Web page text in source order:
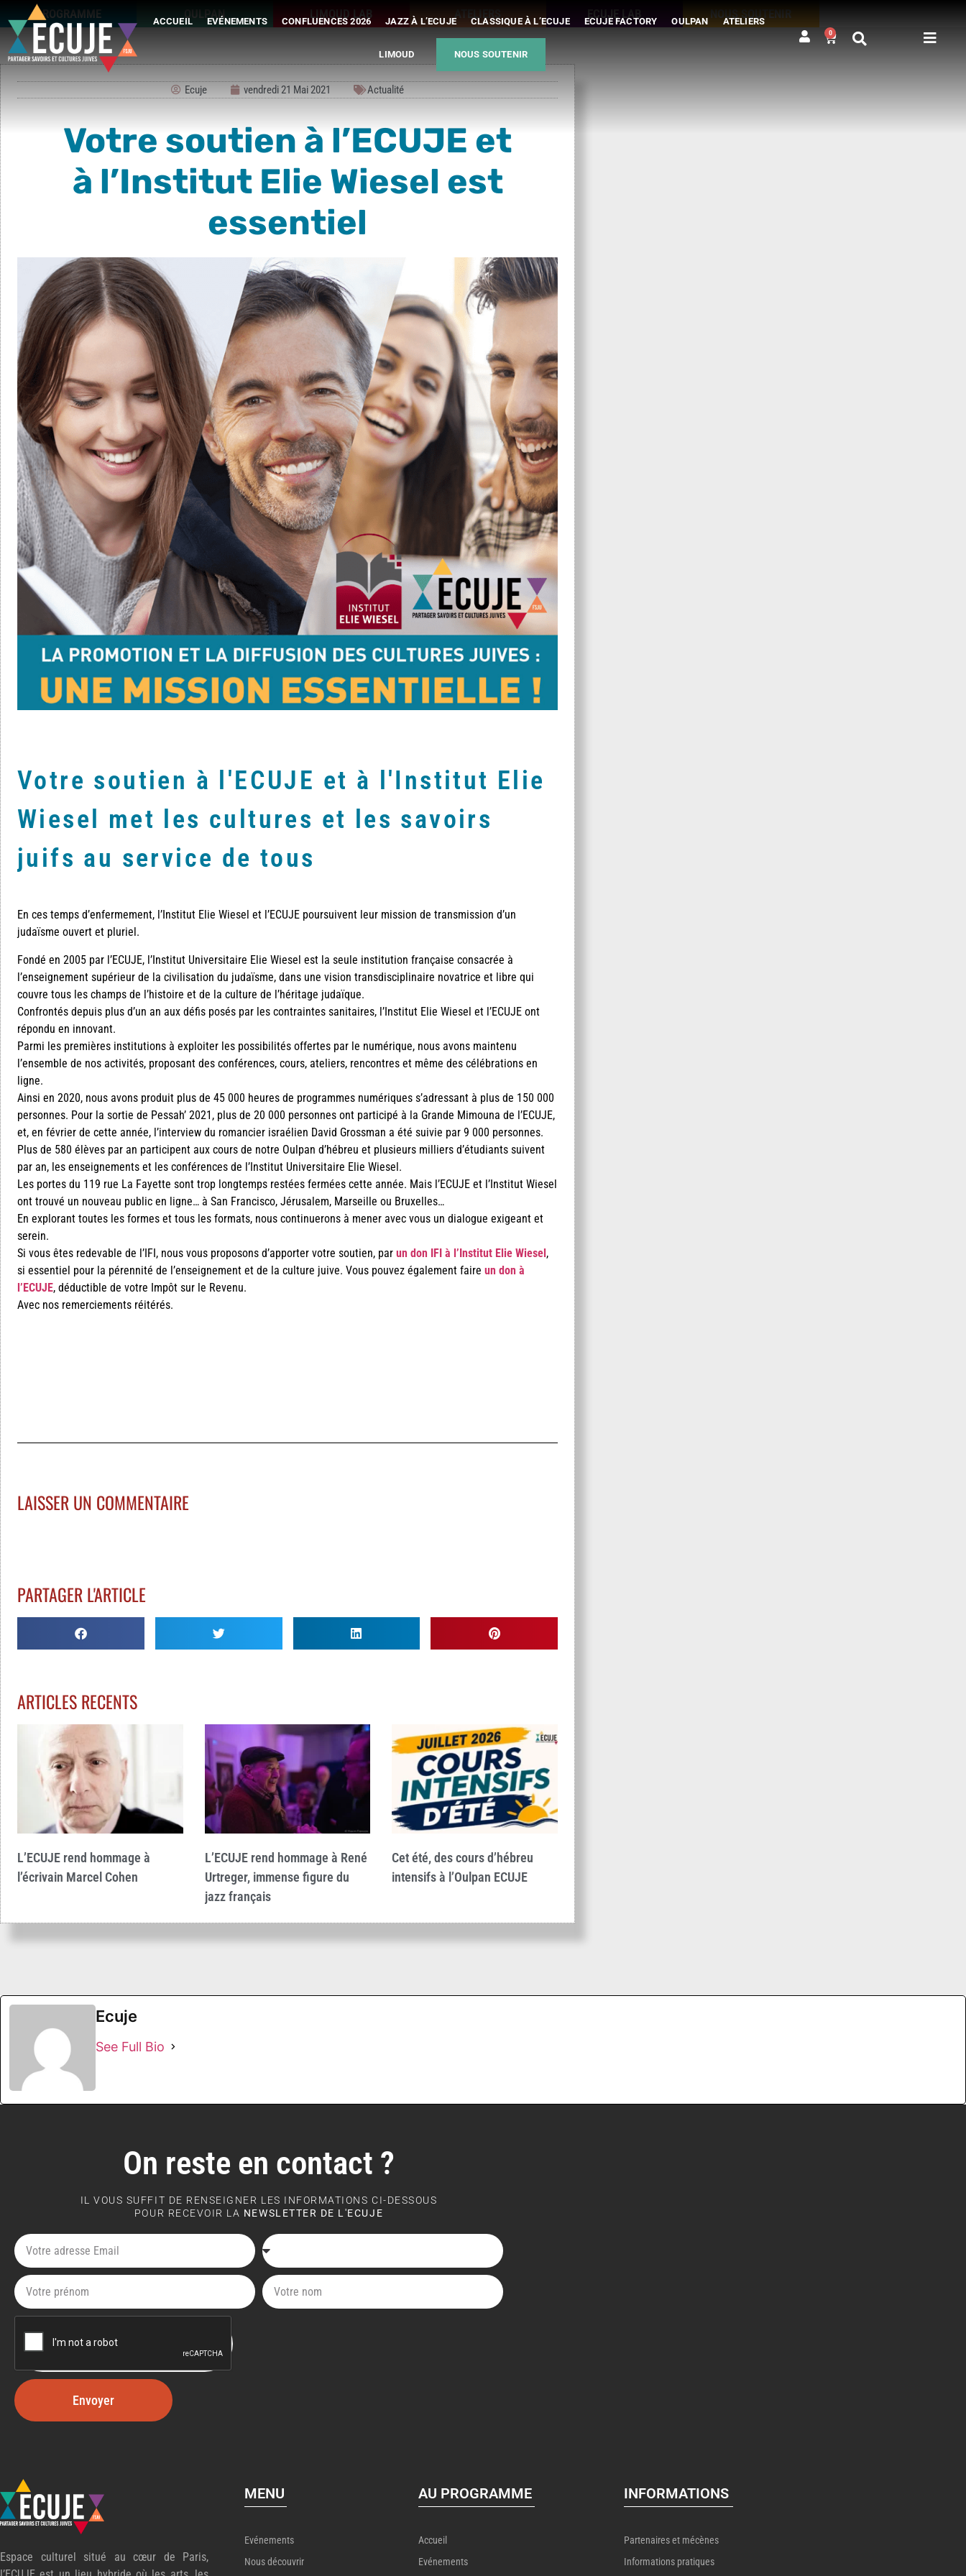
ACCUEIL EVÉNEMENTS CONFLUENCES 2026 JAZZ À L’ECUJE CLASSIQUE À L’ECUJE ECUJE FACTORY OULPAN ATELIERS
LIMOUD NOUS SOUTENIR
0
PROGRAMME OULPAN LIMOUD LAB ATELIERS ECUJE LAB NOUS SOUTENIR
Ecuje vendredi 21 Mai 2021 Actualité
Votre soutien à l’ECUJE et
à l’Institut Elie Wiesel est
essentiel
Votre soutien à l'ECUJE et à l'Institut Elie
Wiesel met les cultures et les savoirs
juifs au service de tous
En ces temps d’enfermement, l’Institut Elie Wiesel et l’ECUJE poursuivent leur mission de transmission d’un
judaïsme ouvert et pluriel.
Fondé en 2005 par l’ECUJE, l’Institut Universitaire Elie Wiesel est la seule institution française consacrée à
l’enseignement supérieur de la civilisation du judaïsme, dans une vision transdisciplinaire novatrice et libre qui
couvre tous les champs de l’histoire et de la culture de l’héritage judaïque.
Confrontés depuis plus d’un an aux défis posés par les contraintes sanitaires, l’Institut Elie Wiesel et l’ECUJE ont
répondu en innovant.
Parmi les premières institutions à exploiter les possibilités offertes par le numérique, nous avons maintenu
l’ensemble de nos activités, proposant des conférences, cours, ateliers, rencontres et même des célébrations en
ligne.
Ainsi en 2020, nous avons produit plus de 45 000 heures de programmes numériques s’adressant à plus de 150 000
personnes. Pour la sortie de Pessah’ 2021, plus de 20 000 personnes ont participé à la Grande Mimouna de l’ECUJE,
et, en février de cette année, l’interview du romancier israélien David Grossman a été suivie par 9 000 personnes.
Plus de 580 élèves par an participent aux cours de notre Oulpan d’hébreu et plusieurs milliers d’étudiants suivent
par an, les enseignements et les conférences de l’Institut Universitaire Elie Wiesel.
Les portes du 119 rue La Fayette sont trop longtemps restées fermées cette année. Mais l’ECUJE et l’Institut Wiesel
ont trouvé un nouveau public en ligne… à San Francisco, Jérusalem, Marseille ou Bruxelles…
En explorant toutes les formes et tous les formats, nous continuerons à mener avec vous un dialogue exigeant et
serein.
Si vous êtes redevable de l’IFI, nous vous proposons d’apporter votre soutien, par un don IFI à l’Institut Elie Wiesel,
si essentiel pour la pérennité de l’enseignement et de la culture juive. Vous pouvez également faire un don à
l’ECUJE, déductible de votre Impôt sur le Revenu.
Avec nos remerciements réitérés.
LAISSER UN COMMENTAIRE
PARTAGER L'ARTICLE
ARTICLES RECENTS
L’ECUJE rend hommage à
l’écrivain Marcel Cohen
L’ECUJE rend hommage à René
Urtreger, immense figure du
jazz français
Cet été, des cours d’hébreu
intensifs à l’Oulpan ECUJE
Ecuje
See Full Bio
On reste en contact ?
IL VOUS SUFFIT DE RENSEIGNER LES INFORMATIONS CI-DESSOUS
POUR RECEVOIR LA NEWSLETTER DE L'ECUJE
Envoyer
Espace culturel situé au cœur de Paris,
MENU
Evénements
Nous découvrir
AU PROGRAMME
Accueil
Evénements
INFORMATIONS
Partenaires et mécènes
Informations pratiques